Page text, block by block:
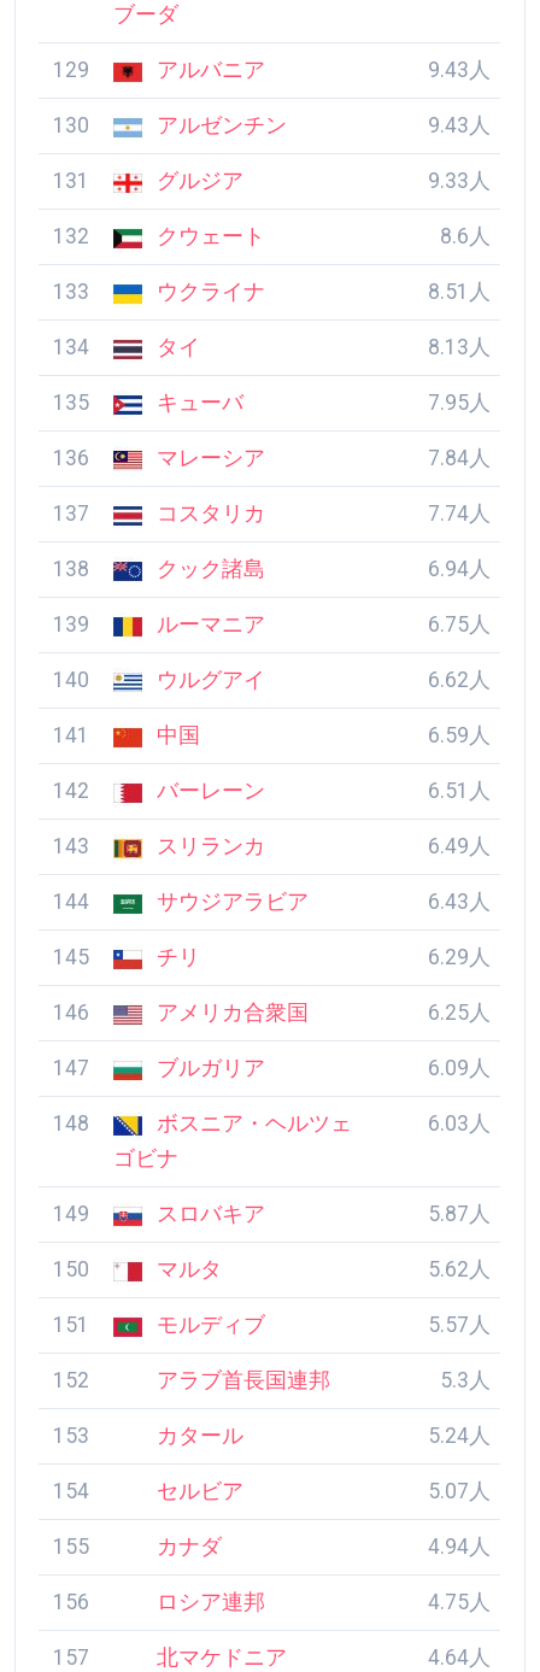
ブーダ
129 アルバニア 9.43人
130 アルゼンチン 9.43人
131 グルジア 9.33人
132 クウェート 8.6人
133 ウクライナ 8.51人
134 タイ 8.13人
135 キューバ 7.95人
136 マレーシア 7.84人
137 コスタリカ 7.74人
138 クック諸島 6.94人
139 ルーマニア 6.75人
140 ウルグアイ 6.62人
141 中国 6.59人
142 バーレーン 6.51人
143 スリランカ 6.49人
144 サウジアラビア 6.43人
145 チリ 6.29人
146 アメリカ合衆国 6.25人
147 ブルガリア 6.09人
148
ボスニア・ヘルツェ
ゴビナ
6.03人
149 スロバキア 5.87人
150 マルタ 5.62人
151 モルディブ 5.57人
152 アラブ首長国連邦 5.3人
153 カタール 5.24人
154 セルビア 5.07人
155 カナダ 4.94人
156 ロシア連邦 4.75人
157 北マケドニア 4.64人